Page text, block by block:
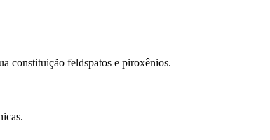
constituição feldspatos e piroxênios.